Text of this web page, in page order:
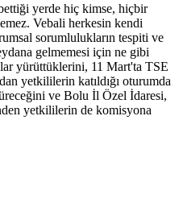
yerde hiç kimse, hiçbir
Vebali herkesin kendi
sorumlulukların tespiti ve
gelmemesi için ne gibi
yürüttüklerini, 11 Mart'ta TSE
yetkililerin katıldığı oturumda
ve Bolu İl Özel İdaresi,
yetkililerin de komisyona